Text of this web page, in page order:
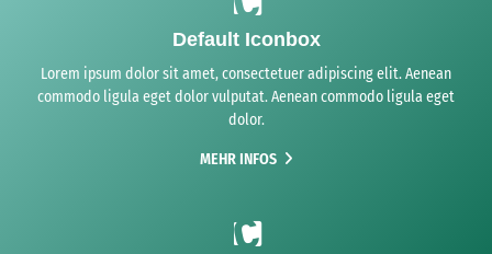
Default Iconbox
Lorem ipsum dolor sit amet, consectetuer adipiscing elit. Aenean
commodo ligula eget dolor vulputat. Aenean commodo ligula eget
dolor.
MEHR INFOS